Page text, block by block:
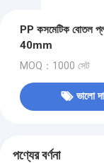
PP কসমেটিক বোতল
40mm
MOQ：1000 সেট
ভালো
পণ্যের বর্ণনা